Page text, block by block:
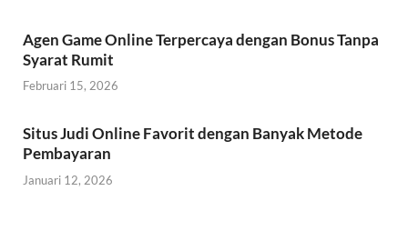
Agen Game Online Terpercaya dengan Bonus Tanpa
Syarat Rumit
Februari 15, 2026
Situs Judi Online Favorit dengan Banyak Metode
Pembayaran
Januari 12, 2026